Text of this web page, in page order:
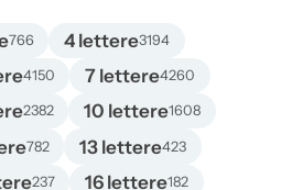
766 4 lettere3194
4150 7 lettere4260
2382 10 lettere1608
782 13 lettere423
237 16 lettere182